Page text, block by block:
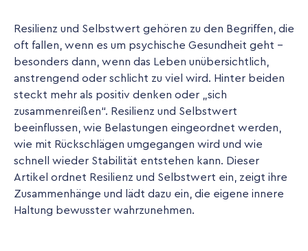
Resilienz und Selbstwert gehören zu den Begriffen, die
oft fallen, wenn es um psychische Gesundheit geht -
besonders dann, wenn das Leben unübersichtlich,
anstrengend oder schlicht zu viel wird. Hinter beiden
steckt mehr als positiv denken oder „sich
zusammenreißen“. Resilienz und Selbstwert
beeinflussen, wie Belastungen eingeordnet werden,
wie mit Rückschlägen umgegangen wird und wie
schnell wieder Stabilität entstehen kann. Dieser
Artikel ordnet Resilienz und Selbstwert ein, zeigt ihre
Zusammenhänge und lädt dazu ein, die eigene innere
Haltung bewusster wahrzunehmen.